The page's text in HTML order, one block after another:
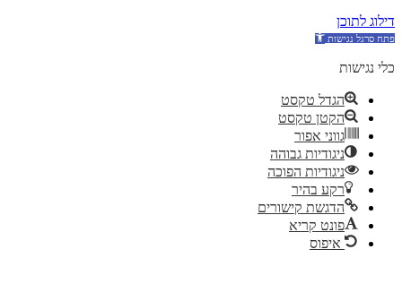
דילוג לתוכן
כלי נגישות
הגדל טקסט
הקטן טקסט
גווני אפור
ניגודיות גבוהה
ניגודיות הפוכה
רקע בהיר
הדגשת קישורים
פונט קריא
איפוס